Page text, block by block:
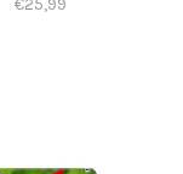
€25,99